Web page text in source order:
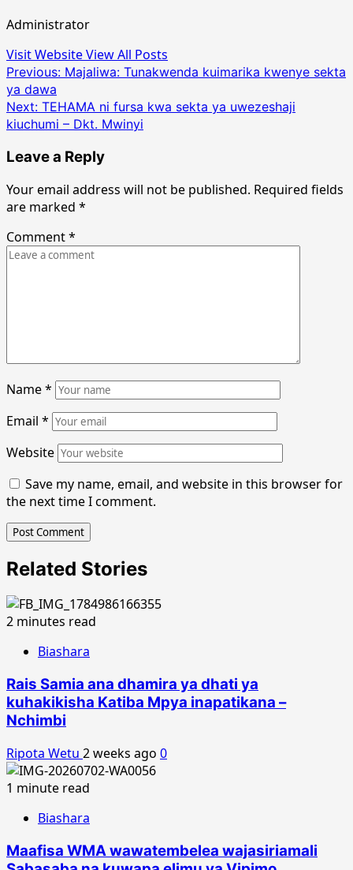
Administrator
Visit WebsiteView All Posts
Post
navigation
Previous: Majaliwa: Tunakwenda kuimarika kwenye sekta
ya dawa
Next: TEHAMA ni fursa kwa sekta ya uwezeshaji
kiuchumi – Dkt. Mwinyi
Leave a Reply
Your email address will not be published. Required fields
are marked *
Comment*
Name*
Email *
Website
Save my name, email, and website in this browser for
the next time I comment.
Related Stories
2 minutes read
Biashara
Rais Samia ana dhamira ya dhati ya
kuhakikisha Katiba Mpya inapatikana –
Nchimbi
Ripota Wetu 2 weeks ago 0
1 minute read
Biashara
Maafisa WMA wawatembelea wajasiriamali